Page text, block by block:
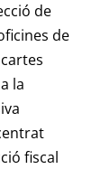
de
de
la
fiscal